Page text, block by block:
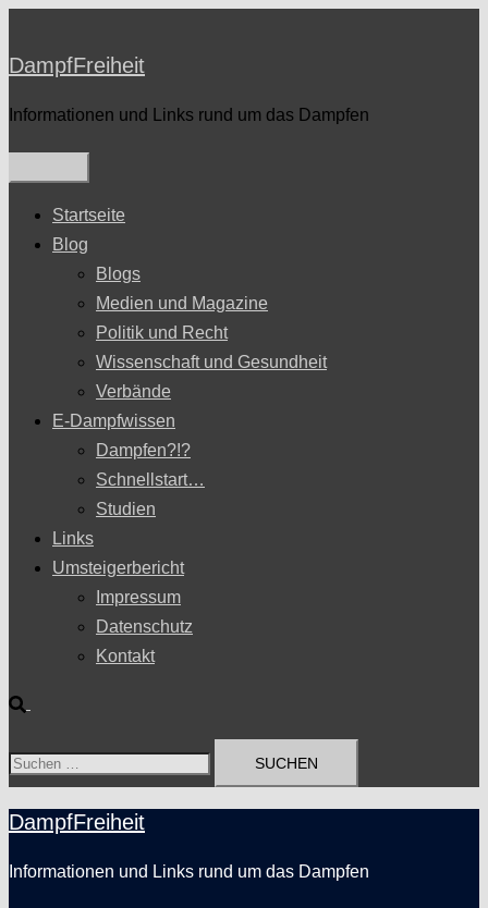
springen
DampfFreiheit
Informationen und Links rund um das Dampfen
Startseite
Blog
Blogs
Medien und Magazine
Politik und Recht
Wissenschaft und Gesundheit
Verbände
E-Dampfwissen
Dampfen?!?
Schnellstart…
Studien
Links
Umsteigerbericht
Impressum
Datenschutz
Kontakt
Suche
Suchen
DampfFreiheit
Informationen und Links rund um das Dampfen